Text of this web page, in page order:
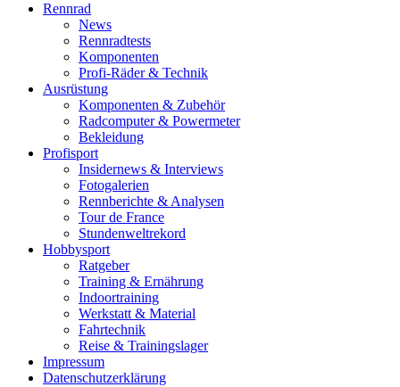
Rennrad
News
Rennradtests
Komponenten
Profi-Räder & Technik
Ausrüstung
Komponenten & Zubehör
Radcomputer & Powermeter
Bekleidung
Profisport
Insidernews & Interviews
Fotogalerien
Rennberichte & Analysen
Tour de France
Stundenweltrekord
Hobbysport
Ratgeber
Training & Ernährung
Indoortraining
Werkstatt & Material
Fahrtechnik
Reise & Trainingslager
Impressum
Datenschutzerklärung